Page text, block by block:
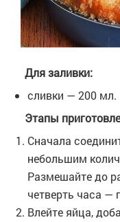
Для заливки:
сливки — 200 мл.
Этапы
Сначала
небольшим
Размешайте до
четверть часа —
Влейте яйца,